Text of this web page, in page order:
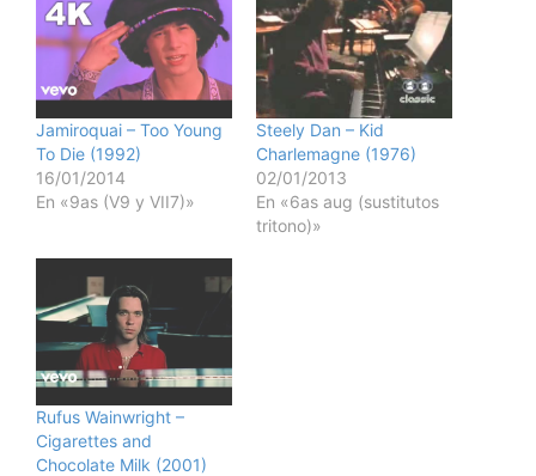
Jamiroquai – Too Young
To Die (1992)
16/01/2014
En «9as (V9 y VII7)»
Steely Dan – Kid
Charlemagne (1976)
02/01/2013
En «6as aug (sustitutos
tritono)»
Rufus Wainwright –
Cigarettes and
Chocolate Milk (2001)